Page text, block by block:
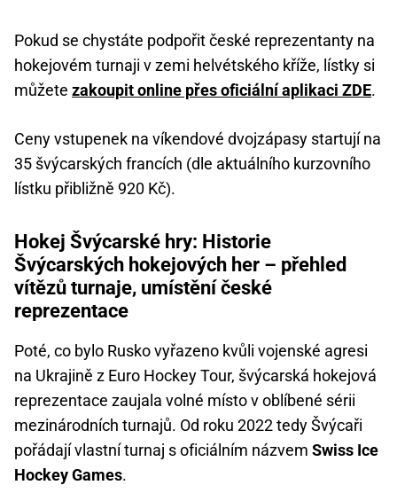
Pokud se chystáte podpořit české reprezentanty na
hokejovém turnaji v zemi helvétského kříže, lístky si
můžete zakoupit online přes oficiální aplikaci ZDE.
Ceny vstupenek na víkendové dvojzápasy startují na
35 švýcarských francích (dle aktuálního kurzovního
lístku přibližně 920 Kč).
Hokej Švýcarské hry: Historie
Švýcarských hokejových her – přehled
vítězů turnaje, umístění české
reprezentace
Poté, co bylo Rusko vyřazeno kvůli vojenské agresi
na Ukrajině z Euro Hockey Tour, švýcarská hokejová
reprezentace zaujala volné místo v oblíbené sérii
mezinárodních turnajů. Od roku 2022 tedy Švýcaři
pořádají vlastní turnaj s oficiálním názvem Swiss Ice
Hockey Games.